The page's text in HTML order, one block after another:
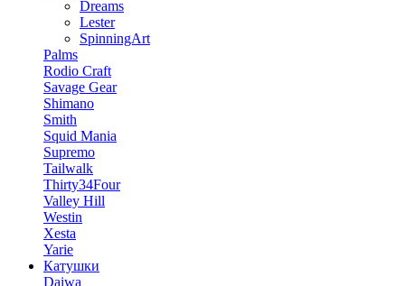
Dreams
Lester
SpinningArt
Palms
Rodio Craft
Savage Gear
Shimano
Smith
Squid Mania
Supremo
Tailwalk
Thirty34Four
Valley Hill
Westin
Xesta
Yarie
Катушки
Daiwa